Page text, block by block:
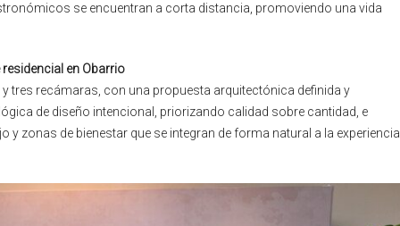
se encuentran a corta distancia, promoviendo una vida
en Obarrio
tres recámaras, con una propuesta arquitectónica definida y
de diseño intencional, priorizando calidad sobre cantidad, e
zonas de bienestar que se integran de forma natural a la experiencia